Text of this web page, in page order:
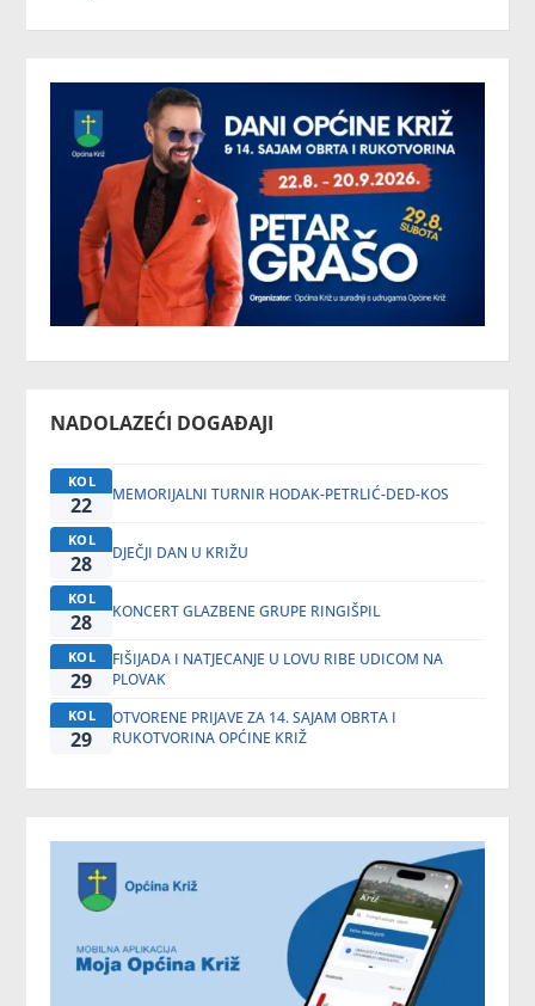
NADOLAZEĆI DOGAĐAJI
KOL
22 MEMORIJALNI TURNIR HODAK-PETRLIĆ-DED-KOS
KOL
28 DJEČJI DAN U KRIŽU
KOL
28 KONCERT GLAZBENE GRUPE RINGIŠPIL
KOL
29
FIŠIJADA I NATJECANJE U LOVU RIBE UDICOM NA
PLOVAK
KOL
29
OTVORENE PRIJAVE ZA 14. SAJAM OBRTA I
RUKOTVORINA OPĆINE KRIŽ